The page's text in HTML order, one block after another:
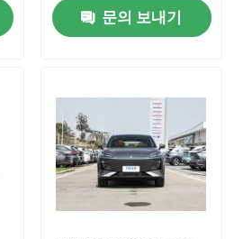
문의 보내기